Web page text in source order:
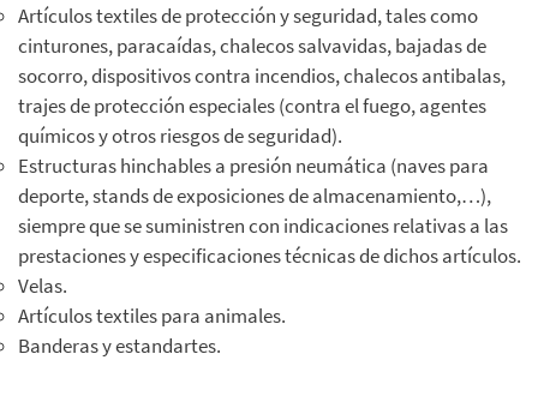
Artículos textiles de protección y seguridad, tales como
cinturones, paracaídas, chalecos salvavidas, bajadas de
socorro, dispositivos contra incendios, chalecos antibalas,
trajes de protección especiales (contra el fuego, agentes
químicos y otros riesgos de seguridad).
Estructuras hinchables a presión neumática (naves para
deporte, stands de exposiciones de almacenamiento,…),
siempre que se suministren con indicaciones relativas a las
prestaciones y especificaciones técnicas de dichos artículos.
Velas.
Artículos textiles para animales.
Banderas y estandartes.